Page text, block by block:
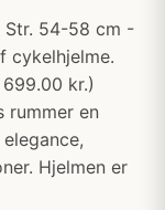
Str. 54-58 cm -
cykelhjelme.
kr.)
rummer en
Hjelmen er